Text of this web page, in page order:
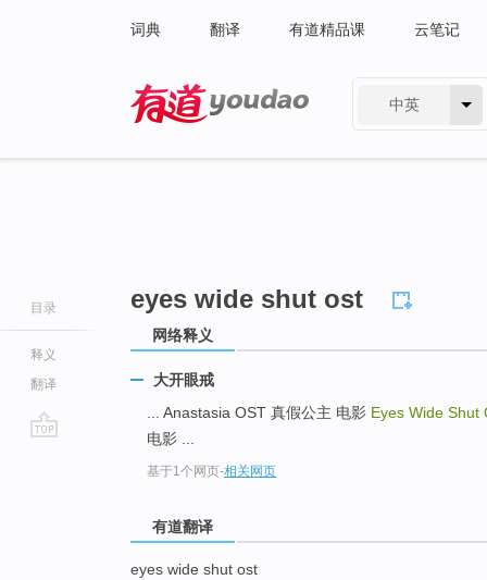
词典 翻译 有道精品课 云笔记
中英
目录
释义
翻译
eyes wide shut ost
网络释义
大开眼戒
... Anastasia OST 真假公主 电影 Eyes Wide Shut
电影 ...
基于1个网页-相关网页
有道翻译
eyes wide shut ost